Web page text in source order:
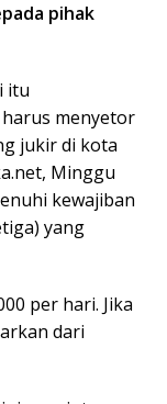
pihak
itu
menyetor
jukir di kota
Minggu
kewajiban
yang
per hari. Jika
dari